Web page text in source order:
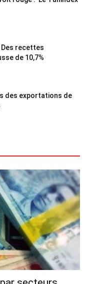
recettes
de 10,7%
des exportations de